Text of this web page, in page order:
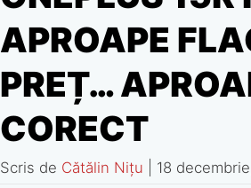
APROAPE
PREȚ…
CORECT
Scris de Cătălin Nițu 18